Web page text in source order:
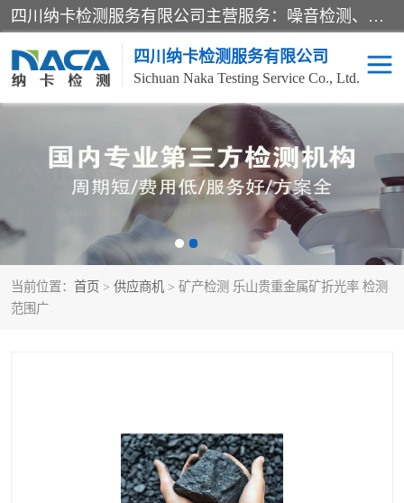
四川纳卡检测服务有限公司主营服务：噪音检测、灯光检测、防护网检测、磁性检测、无损检测、燃烧等级检测；本着严谨、规范的态度严格执行国家现行标准、规范及规程，奉行“科学公正、准确、持续改进、诚信服务”的企业价值和“科学、信誉、服务”的企业宗旨，竭诚为广大客户服务。
四川纳卡检测服务有限公司
Sichuan Naka Testing Service Co., Ltd.
当前位置： 首页 > 供应商机 > 矿产检测 乐山贵重金属矿折光率 检测
范围广
噪音检测 灯光检测
防护网检测 磁性检测
燃烧等级检测
可靠性检测 产品检测